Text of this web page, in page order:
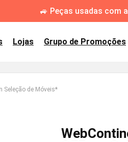
🚙 Peças usadas com
Lojas Grupo de Promoções
Seleção de Móveis*